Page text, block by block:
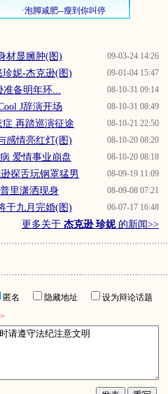
09-03-24 14:26
材显臃肿(图)
09-01-04 15:47
妮-杰克逊(图)
08-10-31 09:14
备明年环...
08-10-31 08:49
J辞演开场
08-10-21 22:50
再踏巡演征途
08-10-20 08:20
感情亮红灯(图)
08-10-20 08:18
爱情事业崩盘
08-09-19 11:09
探舌玩钢罩猛男
08-09-08 07:21
里潇洒现身
06-07-17 16:48
于九月完婚(图)
更多关于 杰克逊 珍妮的新闻>>
匿名 隐藏地址
设为辩论话题